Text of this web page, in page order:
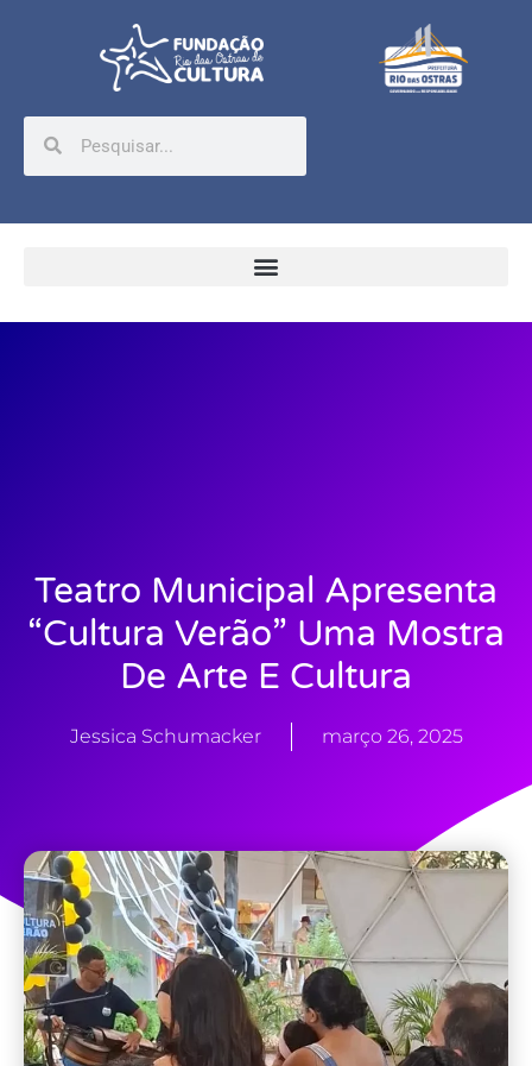
Teatro Municipal Apresenta
“Cultura Verão” Uma Mostra
De Arte E Cultura
Jessica Schumacker março 26, 2025